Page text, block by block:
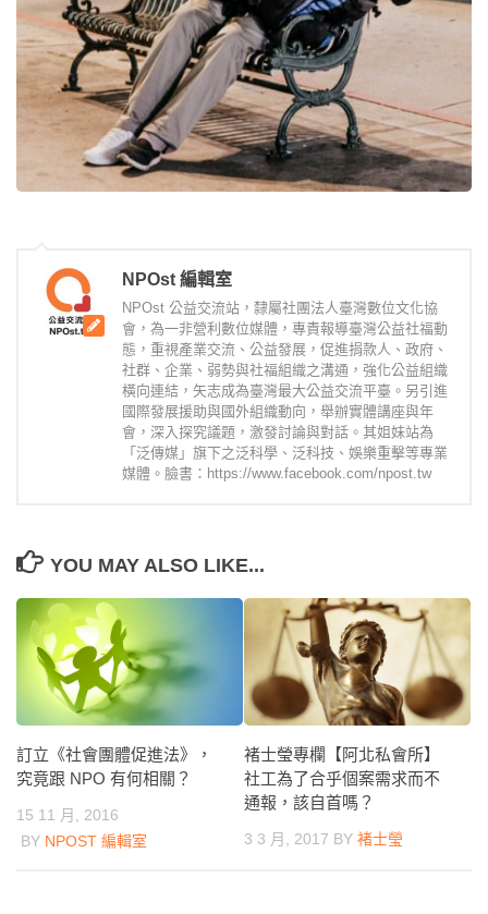
NPOst 編輯室
NPOst 公益交流站，隸屬社團法人臺灣數位文化協
會，為一非營利數位媒體，專責報導臺灣公益社福動
態，重視產業交流、公益發展，促進捐款人、政府、
社群、企業、弱勢與社福組織之溝通，強化公益組織
橫向連結，矢志成為臺灣最大公益交流平臺。另引進
國際發展援助與國外組織動向，舉辦實體講座與年
會，深入探究議題，激發討論與對話。其姐妹站為
「泛傳媒」旗下之泛科學、泛科技、娛樂重擊等專業
媒體。臉書：https://www.facebook.com/npost.tw
YOU MAY ALSO LIKE...
訂立《社會團體促進法》，
究竟跟 NPO 有何相關？
15 11 月, 2016
BY NPOST 編輯室
褚士瑩專欄【阿北私會所】
社工為了合乎個案需求而不
通報，該自首嗎？
3 3 月, 2017 BY 褚士瑩